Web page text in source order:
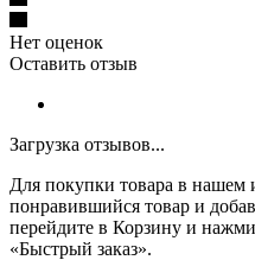
Нет оценок
Оставить отзыв
Загрузка отзывов...
Для покупки товара в нашем
понравившийся товар и
перейдите в Корзину и
«Быстрый заказ».